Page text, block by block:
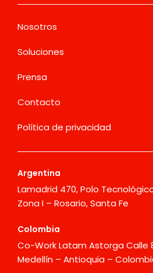
Nosotros
Soluciones
Prensa
Contacto
Política de privacidad
Argentina
Lamadrid 470, Polo
Zona I – Rosario, Santa Fe
Colombia
Co-Work Latam Astorga Calle
Medellín – Antioquia –